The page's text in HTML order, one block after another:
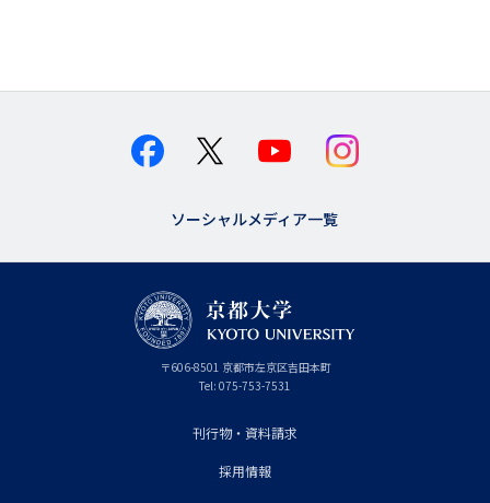
ソーシャルメディア一覧
〒606-8501 京
都
府
京都市左京区吉田本町
Tel: 075-753-7531
刊行物・資料請求
採用情報